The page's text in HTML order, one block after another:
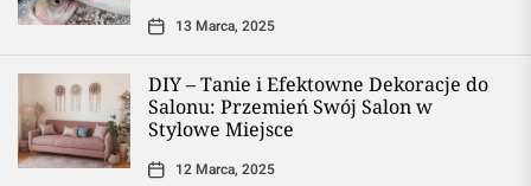
13 Marca, 2025
DIY – Tanie i Efektowne Dekoracje do
Salonu: Przemień Swój Salon w
Stylowe Miejsce
12 Marca, 2025